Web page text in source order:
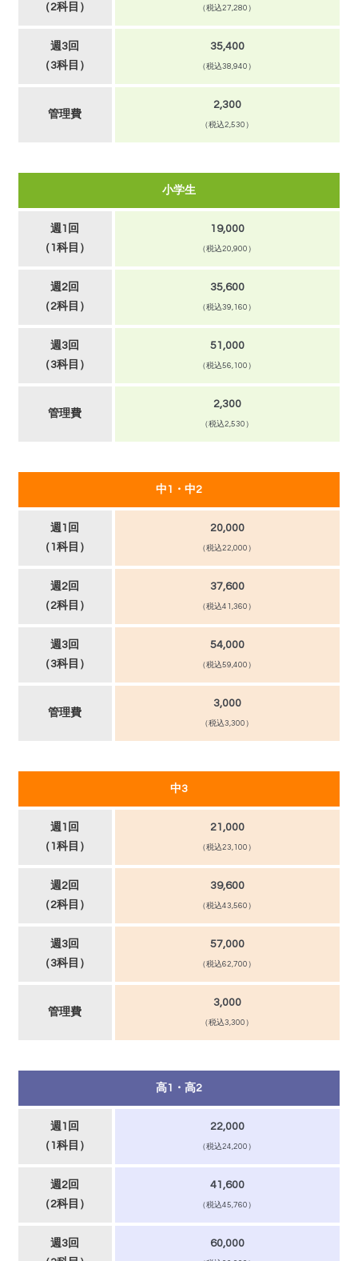
（2科目）
（税込27,280）
週3回
（3科目）
35,400
（税込38,940）
管理費
2,300
（税込2,530）
小学生
週1回
（1科目）
19,000
（税込20,900）
週2回
（2科目）
35,600
（税込39,160）
週3回
（3科目）
51,000
（税込56,100）
管理費
2,300
（税込2,530）
中1・中2
週1回
（1科目）
20,000
（税込22,000）
週2回
（2科目）
37,600
（税込41,360）
週3回
（3科目）
54,000
（税込59,400）
管理費
3,000
（税込3,300）
中3
週1回
（1科目）
21,000
（税込23,100）
週2回
（2科目）
39,600
（税込43,560）
週3回
（3科目）
57,000
（税込62,700）
管理費
3,000
（税込3,300）
高1・高2
週1回
（1科目）
22,000
（税込24,200）
週2回
（2科目）
41,600
（税込45,760）
週3回
60,000